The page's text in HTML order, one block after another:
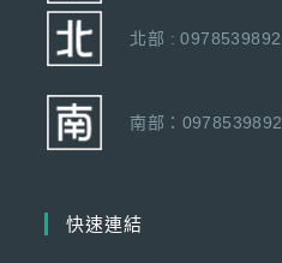
北部 : 0978539892
南部：0978539892
快速連結